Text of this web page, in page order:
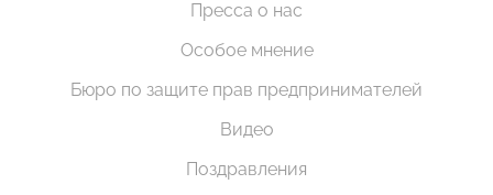
Пресса о нас
Особое мнение
Бюро по защите прав предпринимателей
Видео
Поздравления